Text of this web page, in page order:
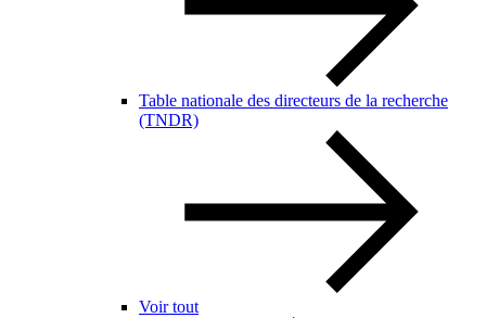
Table nationale des directeurs de la recherche
(TNDR)
Voir tout